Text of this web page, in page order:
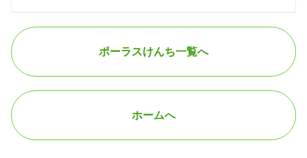
ポーラスけんち一覧へ
ホームへ